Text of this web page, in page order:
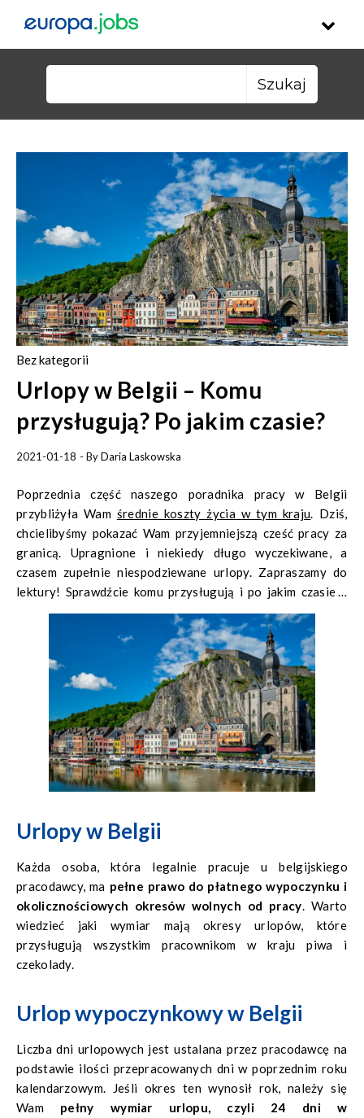
Bez kategorii
Urlopy w Belgii – Komu
przysługują? Po jakim czasie?
2021-01-18 - ByDaria Laskowska
Poprzednia część naszego poradnika pracy w Belgii
przybliżyła Wam średnie koszty życia w tym kraju. Dziś,
chcielibyśmy pokazać Wam przyjemniejszą cześć pracy za
granicą. Upragnione i niekiedy długo wyczekiwane, a
czasem zupełnie niespodziewane urlopy. Zapraszamy do
lektury! Sprawdźcie komu przysługują i po jakim czasie –
urlopy w Belgii!
Urlopy w Belgii
Każda osoba, która legalnie pracuje u belgijskiego
pracodawcy, ma pełne prawo do płatnego wypoczynku i
okolicznościowych okresów wolnych od pracy. Warto
wiedzieć jaki wymiar mają okresy urlopów, które
przysługują wszystkim pracownikom w kraju piwa i
czekolady.
Urlop wypoczynkowy w Belgii
Liczba dni urlopowych jest ustalana przez pracodawcę na
podstawie ilości przepracowanych dni w poprzednim roku
kalendarzowym. Jeśli okres ten wynosił rok, należy się
Wam pełny wymiar urlopu, czyli 24 dni w